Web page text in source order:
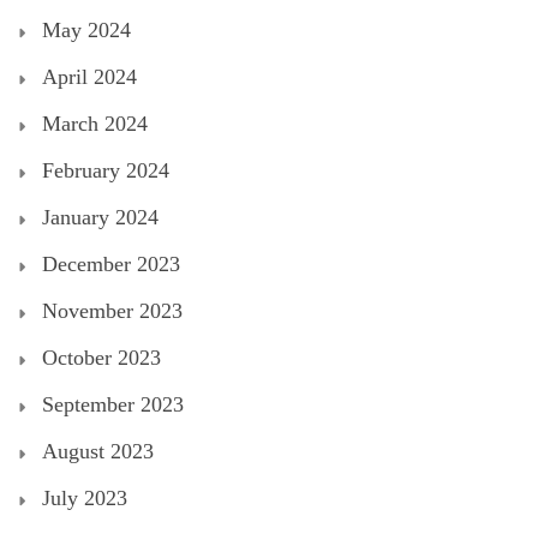
May 2024
April 2024
March 2024
February 2024
January 2024
December 2023
November 2023
October 2023
September 2023
August 2023
July 2023